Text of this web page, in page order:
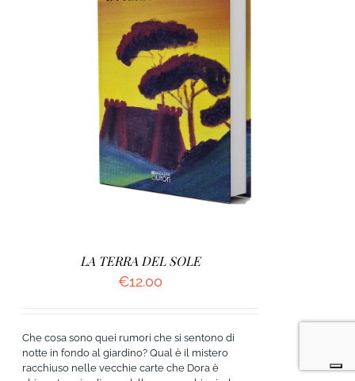
AGGIUNGI AL CARRELLO / DETTAGLI
LA TERRA DEL SOLE
€12.00
Che cosa sono quei rumori che si sentono di
notte in fondo al giardino? Qual è il mistero
racchiuso nelle vecchie carte che Dora è